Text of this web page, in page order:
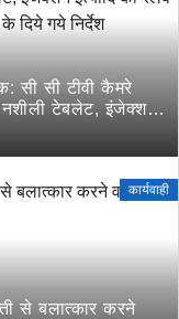
सी सी टीवी कैमरे
नशीली टेबलेट, इंजेक्शन
संयुक्त कार्यवाही
कार्यवाही
से बलात्कार करने